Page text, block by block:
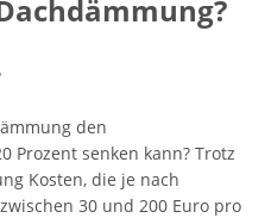
den
Prozent senken kann? Trotz
Kosten, die je nach
30 und 200 Euro pro